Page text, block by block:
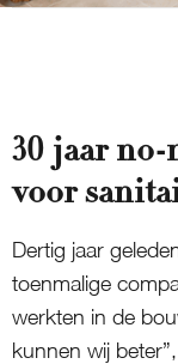
30 jaar no-
voor
Dertig jaar
toenmalige
werkten in de
kunnen wij